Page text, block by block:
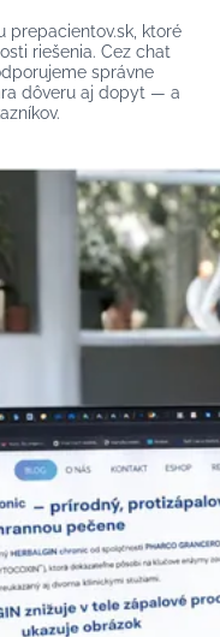
prepacientov.sk, ktoré
riešenia. Cez chat
správne
dôveru aj dopyt — a